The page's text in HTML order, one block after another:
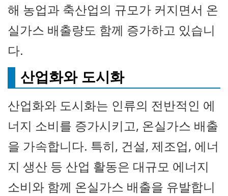
해 농업과 축산업의 규모가 커지면서 온
실가스 배출량도 함께 증가하고 있습니
다.
산업화와 도시화
산업화와 도시화는 인류의 전반적인 에
너지 소비를 증가시키고, 온실가스 배출
을 가속합니다. 특히, 건설, 제조업, 에너
지 생산 등 산업 활동은 대규모 에너지
소비와 함께 온실가스 배출을 유발합니